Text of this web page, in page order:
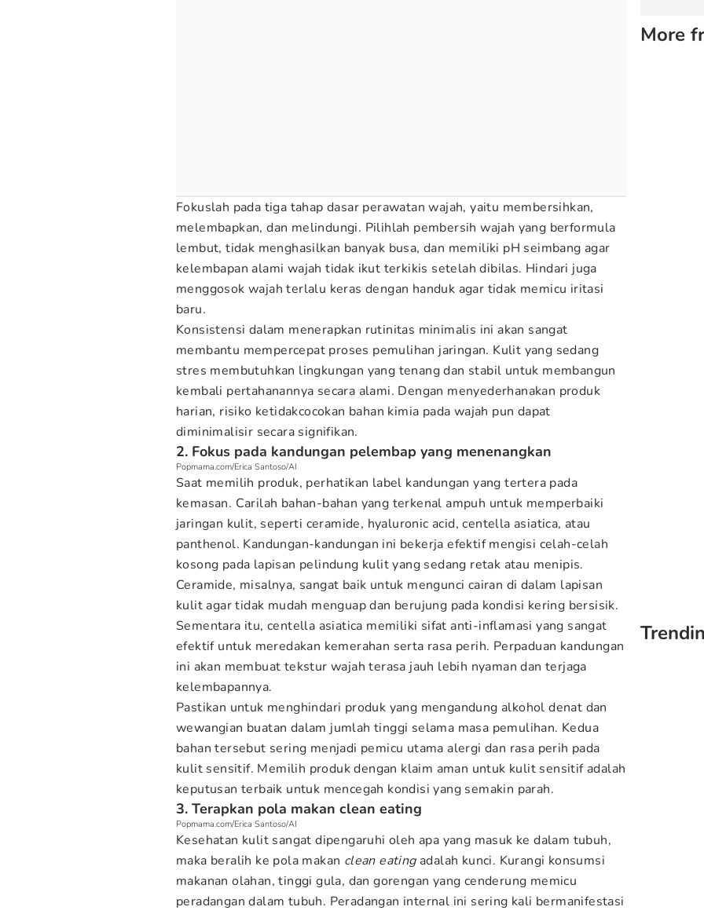
Fokuslah pada tiga tahap dasar perawatan wajah, yaitu membersihkan,
melembapkan, dan melindungi. Pilihlah pembersih wajah yang berformula
lembut, tidak menghasilkan banyak busa, dan memiliki pH seimbang agar
kelembapan alami wajah tidak ikut terkikis setelah dibilas. Hindari juga
menggosok wajah terlalu keras dengan handuk agar tidak memicu iritasi
baru.
Konsistensi dalam menerapkan rutinitas minimalis ini akan sangat
membantu mempercepat proses pemulihan jaringan. Kulit yang sedang
stres membutuhkan lingkungan yang tenang dan stabil untuk membangun
kembali pertahanannya secara alami. Dengan menyederhanakan produk
harian, risiko ketidakcocokan bahan kimia pada wajah pun dapat
diminimalisir secara signifikan.
2. Fokus pada kandungan pelembap yang menenangkan
Popmama.com/Erica Santoso/AI
Saat memilih produk, perhatikan label kandungan yang tertera pada
kemasan. Carilah bahan-bahan yang terkenal ampuh untuk memperbaiki
jaringan kulit, seperti ceramide, hyaluronic acid, centella asiatica, atau
panthenol. Kandungan-kandungan ini bekerja efektif mengisi celah-celah
kosong pada lapisan pelindung kulit yang sedang retak atau menipis.
Ceramide, misalnya, sangat baik untuk mengunci cairan di dalam lapisan
kulit agar tidak mudah menguap dan berujung pada kondisi kering bersisik.
Sementara itu, centella asiatica memiliki sifat anti-inflamasi yang sangat
efektif untuk meredakan kemerahan serta rasa perih. Perpaduan kandungan
ini akan membuat tekstur wajah terasa jauh lebih nyaman dan terjaga
kelembapannya.
Pastikan untuk menghindari produk yang mengandung alkohol denat dan
wewangian buatan dalam jumlah tinggi selama masa pemulihan. Kedua
bahan tersebut sering menjadi pemicu utama alergi dan rasa perih pada
kulit sensitif. Memilih produk dengan klaim aman untuk kulit sensitif adalah
keputusan terbaik untuk mencegah kondisi yang semakin parah.
3. Terapkan pola makan clean eating
Popmama.com/Erica Santoso/AI
Kesehatan kulit sangat dipengaruhi oleh apa yang masuk ke dalam tubuh,
maka beralih ke pola makan clean eatingadalah kunci. Kurangi konsumsi
makanan olahan, tinggi gula, dan gorengan yang cenderung memicu
peradangan dalam tubuh. Peradangan internal ini sering kali bermanifestasi
More